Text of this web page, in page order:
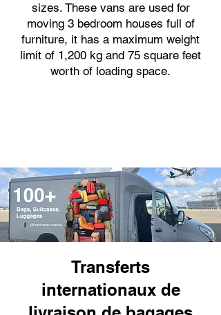
sizes. These vans are used for
moving 3 bedroom houses full of
furniture, it has a maximum weight
limit of 1,200 kg and 75 square feet
worth of loading space.
Transferts
internationaux de